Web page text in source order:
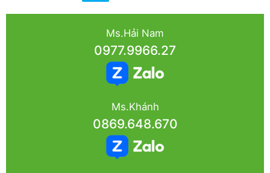
Ms.Hải Nam
0977.9966.27
Ms.Khánh
0869.648.670